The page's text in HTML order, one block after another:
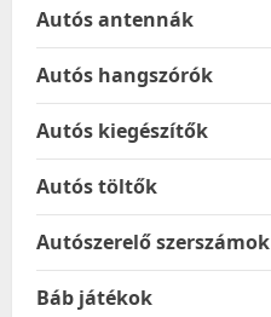
Autós antennák
Autós hangszórók
Autós kiegészítők
Autós töltők
Autószerelő szerszámok
Báb játékok